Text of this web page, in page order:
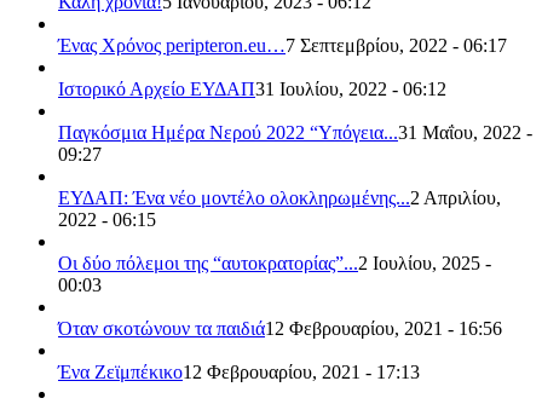
Ένας Χρόνος peripteron.eu…7 Σεπτεμβρίου, 2022 - 06:17
Ιστορικό Αρχείο ΕΥΔΑΠ31 Ιουλίου, 2022 - 06:12
Παγκόσμια Ημέρα Νερού 2022 “Υπόγεια...31 Μαΐου, 2022 -
09:27
ΕΥΔΑΠ: Ένα νέο μοντέλο ολοκληρωμένης...2 Απριλίου,
2022 - 06:15
Οι δύο πόλεμοι της “αυτοκρατορίας”...2 Ιουλίου, 2025 -
00:03
Όταν σκοτώνουν τα παιδιά12 Φεβρουαρίου, 2021 - 16:56
Ένα Ζεϊμπέκικο12 Φεβρουαρίου, 2021 - 17:13